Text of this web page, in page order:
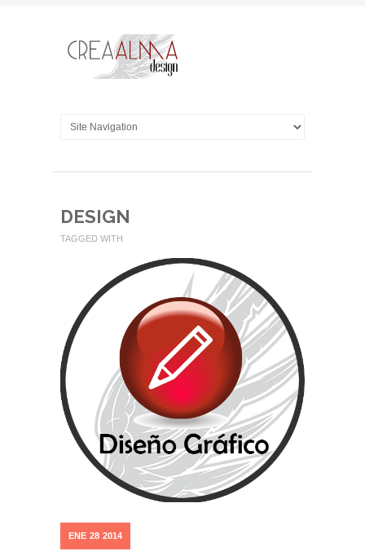
DESIGN
TAGGED WITH
ENE 28 2014